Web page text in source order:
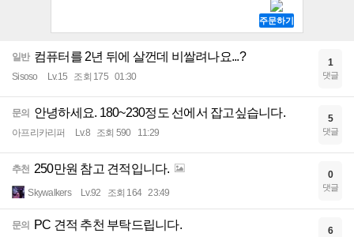
일반 컴퓨터를 2년 뒤에 살껀데 비쌀려나요...?
Sisoso Lv.15 조회 175 01:30
1
댓글
문의 안녕하세요. 180~230정도 선에서 잡고싶습니다.
아프리카리퍼 Lv.8 조회 590 11:29
5
댓글
추천 250만원 참고 견적입니다.
Skywalkers Lv.92 조회 164 23:49
0
댓글
문의 PC 견적 추천 부탁드립니다. 6